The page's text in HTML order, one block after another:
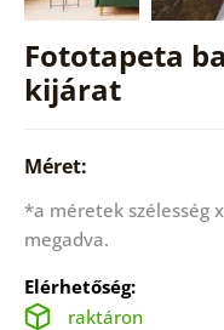
Fototapeta
kijárat
Méret:
*a méretek szélesség
megadva.
Elérhetőség:
raktáron